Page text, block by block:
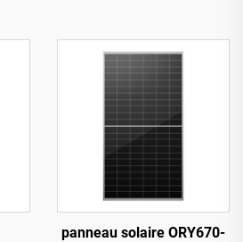
panneau solaire ORY670-